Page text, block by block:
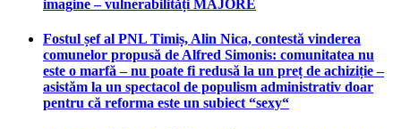
imagine – vulnerabilități MAJORE
Fostul șef al PNL Timiș, Alin Nica, contestă vinderea
comunelor propusă de Alfred Simonis: comunitatea nu
este o marfă – nu poate fi redusă la un preț de achiziție –
asistăm la un spectacol de populism administrativ doar
pentru că reforma este un subiect “sexy“